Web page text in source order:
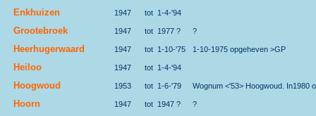
Enkhuizen 1947 tot 1-4-'94
Grootebroek 1947 tot 1977 ? ?
Heerhugerwaard 1947 tot 1-10-'75 1-10-1975 opgeheven >GP
Heiloo 1947 tot 1-4-'94
Hoogwoud 1953 tot 1-6-'79 Wognum <'53> Hoogwoud. In1980
Hoorn 1947 tot 1947 ? ?